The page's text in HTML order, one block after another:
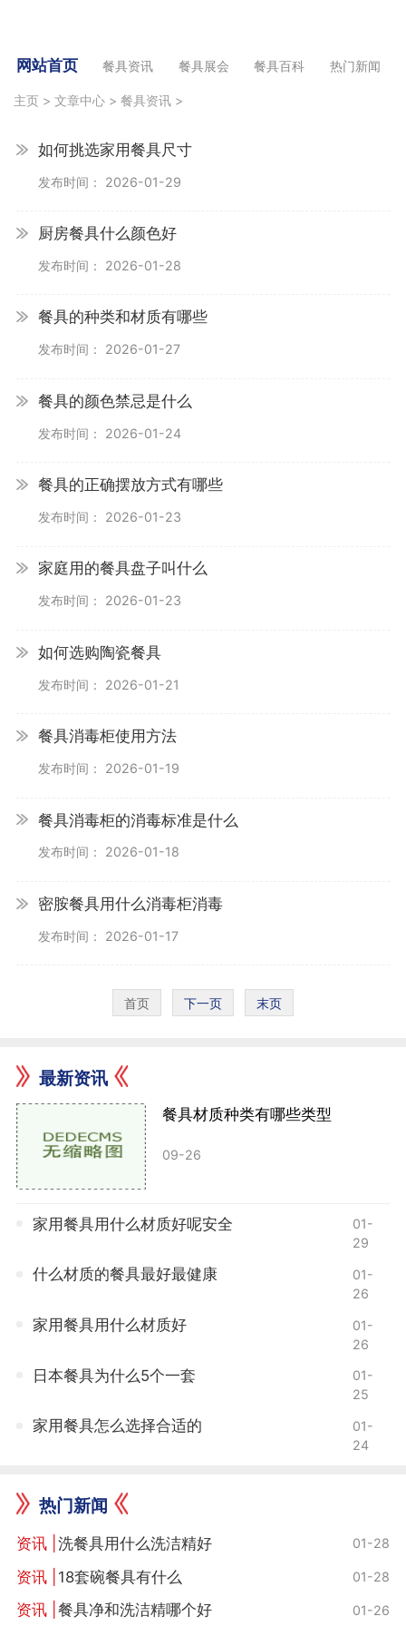
网站首页 餐具资讯 餐具展会 餐具百科 热门新闻
主页 > 文章中心 > 餐具资讯 >
如何挑选家用餐具尺寸
发布时间： 2026-01-29
厨房餐具什么颜色好
发布时间： 2026-01-28
餐具的种类和材质有哪些
发布时间： 2026-01-27
餐具的颜色禁忌是什么
发布时间： 2026-01-24
餐具的正确摆放方式有哪些
发布时间： 2026-01-23
家庭用的餐具盘子叫什么
发布时间： 2026-01-23
如何选购陶瓷餐具
发布时间： 2026-01-21
餐具消毒柜使用方法
发布时间： 2026-01-19
餐具消毒柜的消毒标准是什么
发布时间： 2026-01-18
密胺餐具用什么消毒柜消毒
发布时间： 2026-01-17
首页 下一页 末页
最新资讯
餐具材质种类有哪些类型
09-26
家用餐具用什么材质好呢安全
01-
29
什么材质的餐具最好最健康
01-
26
家用餐具用什么材质好
01-
26
日本餐具为什么5个一套
01-
25
家用餐具怎么选择合适的
01-
24
热门新闻
洗餐具用什么洗洁精好 01-28
18套碗餐具有什么 01-28
餐具净和洗洁精哪个好 01-26